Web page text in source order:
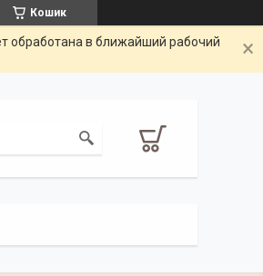
Кошик
обработана в ближайший рабочий